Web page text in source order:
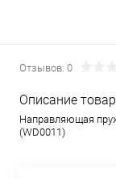
Отзывов: 0
Описание
Направляющая
(WD0011)